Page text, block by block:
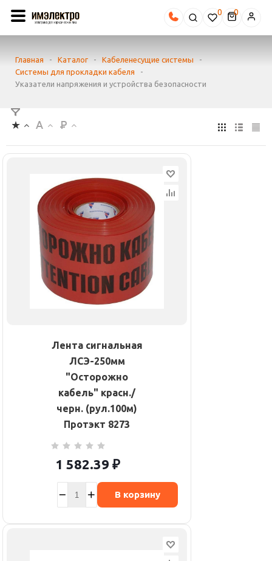
0
Главная - Каталог - Кабеленесущие системы
-
Системы для прокладки кабеля
-
Указатели напряжения и устройства безопасности
Лента сигнальная
ЛСЭ-250мм
"Осторожно
кабель" красн./
черн. (рул.100м)
Протэкт 8273
1 582.39 ₽
В корзину